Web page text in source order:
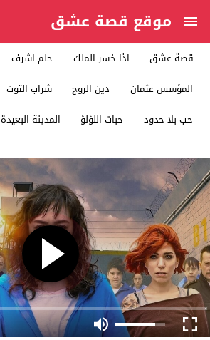
موقع قصة عشق
قصة عشق اذا خسر الملك حلم اشرف
المؤسس عثمان
دين الروح شراب التوت
حب بلا حدود
حبات اللؤلؤ المدينة البعيدة